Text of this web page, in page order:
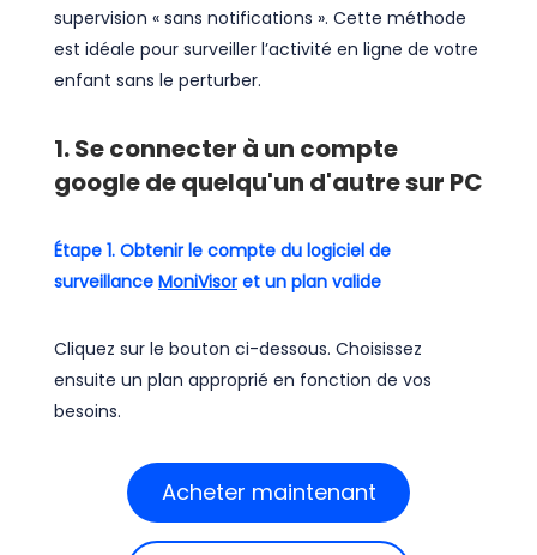
supervision « sans notifications ». Cette méthode
est idéale pour surveiller l’activité en ligne de votre
enfant sans le perturber.
1. Se connecter à un compte
google de quelqu'un d'autre sur PC
Étape 1. Obtenir le compte du logiciel de
surveillance MoniVisoret un plan valide
Cliquez sur le bouton ci-dessous. Choisissez
ensuite un plan approprié en fonction de vos
besoins.
Acheter maintenant